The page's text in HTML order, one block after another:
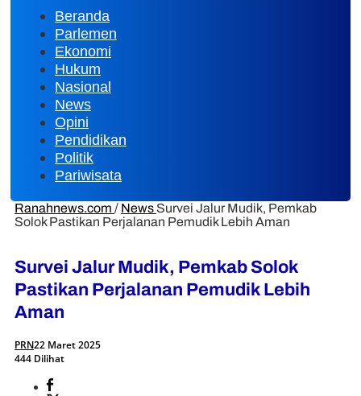
Beranda
Parlemen
Ekonomi
Hukum
Nasional
News
Opini
Pendidikan
Politik
Pariwisata
Ranahnews.com / News Survei Jalur Mudik, Pemkab
Solok Pastikan Perjalanan Pemudik Lebih Aman
Survei Jalur Mudik, Pemkab Solok
Pastikan Perjalanan Pemudik Lebih
Aman
PRN22 Maret 2025
444 Dilihat